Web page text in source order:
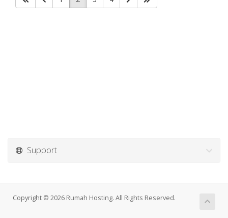
Support
Copyright © 2026 Rumah Hosting. All Rights Reserved.